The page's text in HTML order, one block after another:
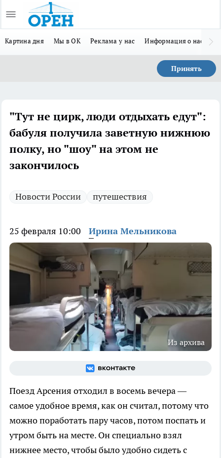
Картина дня Мы в ОК Реклама у нас Информация о нас
Принять
"Тут не цирк, люди отдыхать едут":
бабуля получила заветную нижнюю
полку, но "шоу" на этом не
закончилось
Новости России путешествия
25 февраля 10:00 Ирина Мельникова
Из архива
Поезд Арсения отходил в восемь вечера —
самое удобное время, как он считал, потому что
можно поработать пару часов, потом поспать и
утром быть на месте. Он специально взял
нижнее место, чтобы было удобно сидеть с